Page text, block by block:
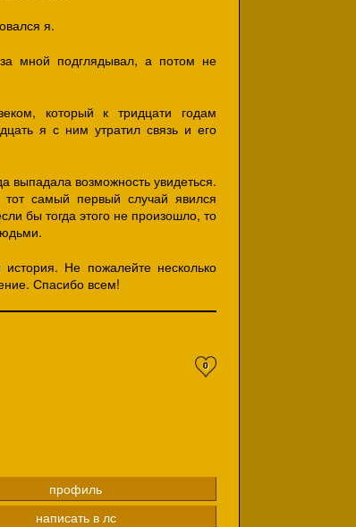
я.
мной подглядывал, а потом не
который к тридцати годам
я с ним утратил связь и его
выпадала возможность увидеться.
самый первый случай явился
бы тогда этого не произошло, то
Не пожалейте несколько
Спасибо всем!
0
профиль
написать в лс